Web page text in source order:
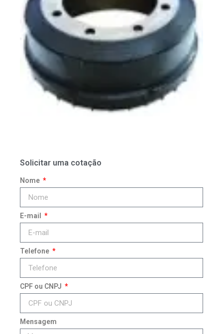
Solicitar uma cotação
Nome
E-mail
Telefone
CPF ou CNPJ
Mensagem